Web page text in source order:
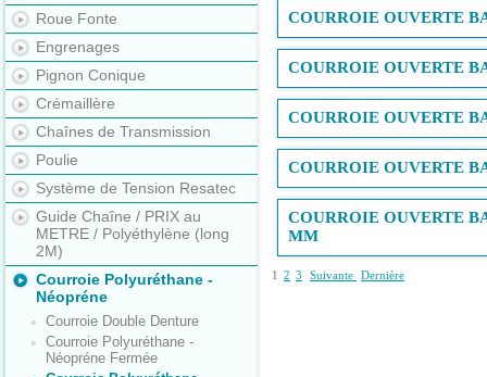
Roue Fonte
Engrenages
Pignon Conique
Crémaillère
Chaînes de Transmission
Poulie
Système de Tension Resatec
Guide Chaîne / PRIX au
METRE / Polyéthylène (long
2M)
Courroie Polyuréthane -
Néopréne
Courroie Double Denture
Courroie Polyuréthane -
Néopréne Fermée
COURROIE OUVERTE
COURROIE OUVERTE
COURROIE OUVERTE
COURROIE OUVERTE
COURROIE OUVERTE
MM
1 2 3 Suivante Dernière